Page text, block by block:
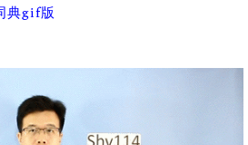
典gif版